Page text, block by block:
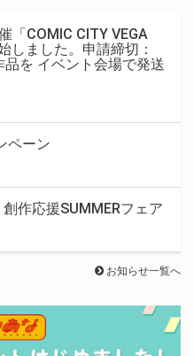
「COMIC CITY VEGA
しました。申請締切：
を イベント会場で発送
ペーン
作応援SUMMERフェア
お知らせ一覧へ